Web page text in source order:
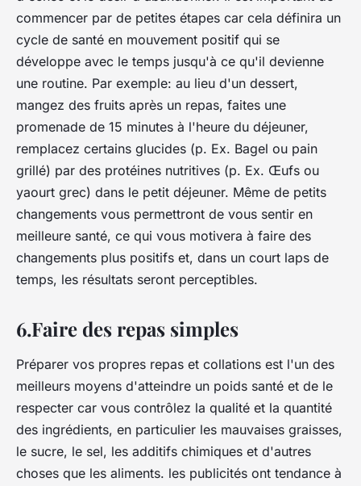
commencer par de petites étapes car cela définira un
cycle de santé en mouvement positif qui se
développe avec le temps jusqu'à ce qu'il devienne
une routine. Par exemple: au lieu d'un dessert,
mangez des fruits après un repas, faites une
promenade de 15 minutes à l'heure du déjeuner,
remplacez certains glucides (p. Ex. Bagel ou pain
grillé) par des protéines nutritives (p. Ex. Œufs ou
yaourt grec) dans le petit déjeuner. Même de petits
changements vous permettront de vous sentir en
meilleure santé, ce qui vous motivera à faire des
changements plus positifs et, dans un court laps de
temps, les résultats seront perceptibles.
6.Faire des repas simples
Préparer vos propres repas et collations est l'un des
meilleurs moyens d'atteindre un poids santé et de le
respecter car vous contrôlez la qualité et la quantité
des ingrédients, en particulier les mauvaises graisses,
le sucre, le sel, les additifs chimiques et d'autres
choses que les aliments. les publicités ont tendance à